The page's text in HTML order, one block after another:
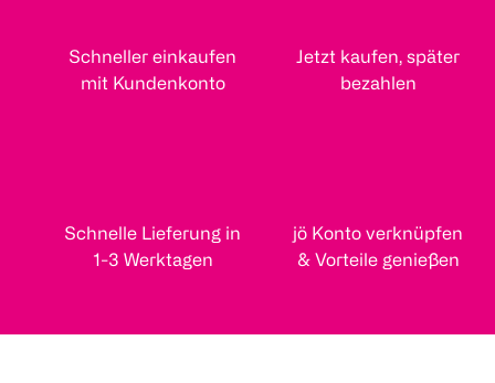
Schneller einkaufen
mit Kundenkonto
Jetzt kaufen, später
bezahlen
Schnelle Lieferung in
1-3 Werktagen
jö Konto verknüpfen
& Vorteile genießen